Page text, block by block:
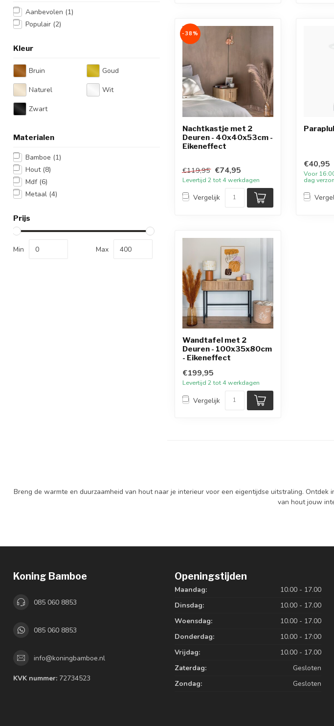
Aanbevolen (1)
Populair (2)
Kleur
Bruin Goud
Naturel Wit
Zwart
Materialen
Bamboe (1)
Hout (8)
Mdf (6)
Metaal (4)
Prijs
Min Max
-38%
Nachtkastje met 2
Deuren - 40x40x53cm -
Eikeneffect
€119,95 €74,95
Levertijd 2 tot 4 werkdagen
Vergelijk
€40,95
Voor
dag
Wandtafel met 2
Deuren - 100x35x80cm
- Eikeneffect
€199,95
Levertijd 2 tot 4 werkdagen
Vergelijk
Breng de warmte en duurzaamheid van hout naar je interieur voor een eigentijdse uitstraling.
van hout jouw
Koning Bamboe
085 060 8853
085 060 8853
info@koningbamboe.nl
KVK nummer: 72734523
Openingstijden
Maandag:
10.00 - 17.00
Dinsdag:
10.00 - 17.00
Woensdag:
10.00 - 17.00
Donderdag:
10.00 - 17:00
Vrijdag:
10.00 - 17.00
Zaterdag:
Gesloten
Zondag:
Gesloten